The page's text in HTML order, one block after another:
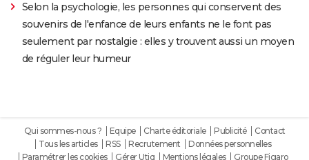
Selon la psychologie, les personnes qui conservent des
souvenirs de l'enfance de leurs enfants ne le font pas
seulement par nostalgie : elles y trouvent aussi un moyen
de réguler leur humeur
Qui sommes-nous ? Equipe Charte éditoriale Publicité
Contact
Tous les articles
RSS Recrutement
Données personnelles
Paramétrer les cookies
Gérer Utiq Mentions légales Groupe Figaro